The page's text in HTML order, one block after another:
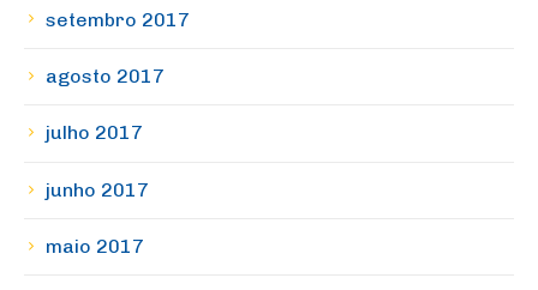
setembro 2017
agosto 2017
julho 2017
junho 2017
maio 2017